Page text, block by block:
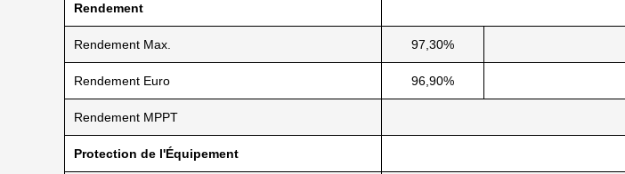
Rendement
Rendement Max. 97,30%
Rendement Euro 96,90%
Rendement MPPT
Protection de l'Équipement